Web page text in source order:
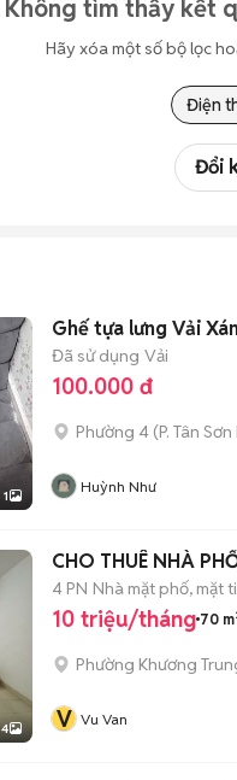
Không tìm thấy kết
Hãy xóa một số bộ lọc
Điện
Đổi
1
Ghế tựa lưng Vải
Đã sử dụng Vải
100.000 đ
Phường 4 (P. Tân
Huỳnh Như
4
CHO THUÊ NHÀ
4 PN Nhà mặt phố, mặt
10 triệu/tháng 70
Phường Khương
V Vu Van